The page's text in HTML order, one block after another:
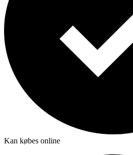
Kan købes online